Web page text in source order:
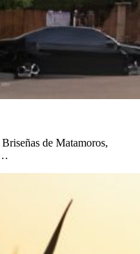
de Matamoros,